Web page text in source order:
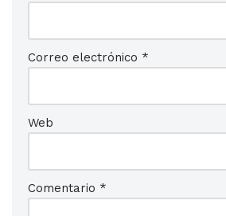
Correo electrónico *
Web
Comentario *